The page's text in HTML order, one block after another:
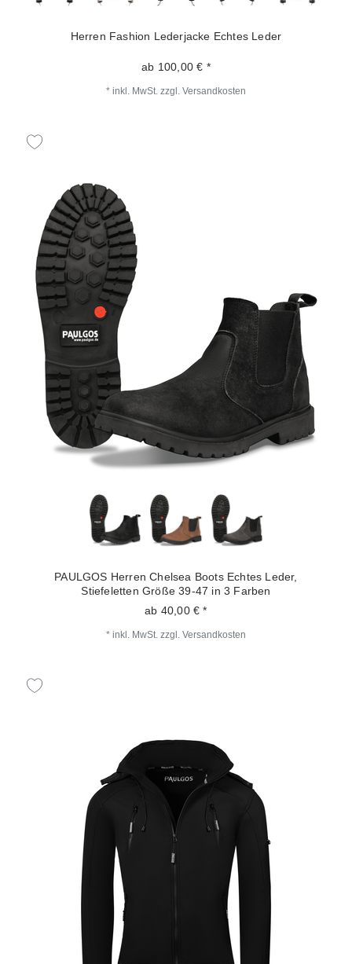
Herren Fashion Lederjacke Echtes Leder
ab 100,00 € *
* inkl. MwSt. zzgl. Versandkosten
PAULGOS Herren Chelsea Boots Echtes Leder,
Stiefeletten Größe 39-47 in 3 Farben
ab 40,00 € *
* inkl. MwSt. zzgl. Versandkosten